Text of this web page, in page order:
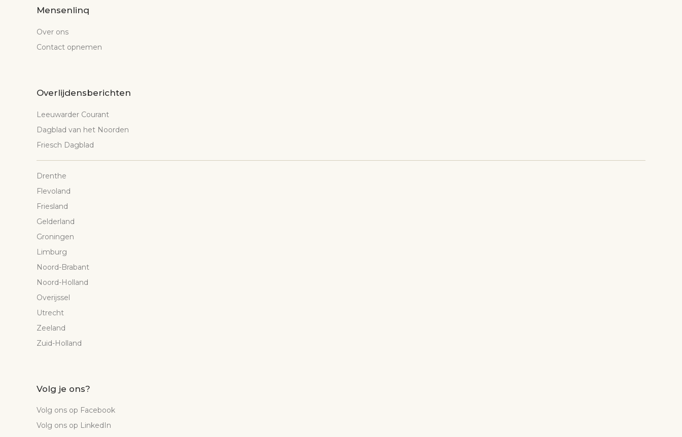
Mensenlinq
Over ons
Contact opnemen
Overlijdensberichten
Leeuwarder Courant
Dagblad van het Noorden
Friesch Dagblad
Drenthe
Flevoland
Friesland
Gelderland
Groningen
Limburg
Noord-Brabant
Noord-Holland
Overijssel
Utrecht
Zeeland
Zuid-Holland
Volg je ons?
Volg ons op Facebook
Volg ons op LinkedIn